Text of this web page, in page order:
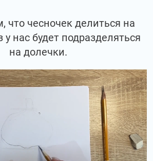
что чесночек делиться на
нас будет подразделяться
на долечки.